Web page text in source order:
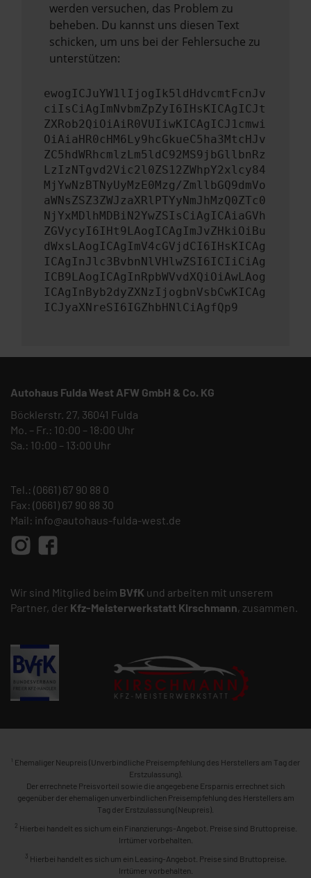
werden versuchen, das Problem zu
beheben. Du kannst uns diesen Text
schicken, um uns bei der Fehlersuche zu
unterstützen:
ewogICJuYW1lIjogIk5ldHdvcmtFcnJv
ciIsCiAgImNvbmZpZyI6IHsKICAgICJt
ZXRob2QiOiAiR0VUIiwKICAgICJ1cmwi
OiAiaHR0cHM6Ly9hcGkueC5ha3MtcHJv
ZC5hdWRhcmlzLm5ldC92MS9jbGllbnRz
LzIzNTgvd2Vic2l0ZS12ZWhpY2xlcy84
MjYwNzBTNyUyMzE0Mzg/ZmllbGQ9dmVo
aWNsZSZ3ZWJzaXRlPTYyNmJhMzQ0ZTc0
NjYxMDlhMDBiN2YwZSIsCiAgICAiaGVh
ZGVycyI6IHt9LAogICAgImJvZHkiOiBu
dWxsLAogICAgImV4cGVjdCI6IHsKICAg
ICAgInJlc3BvbnNlVHlwZSI6ICIiCiAg
ICB9LAogICAgInRpbWVvdXQiOiAwLAog
ICAgInByb2dyZXNzIjogbnVsbCwKICAg
ICJyaXNreSI6IGZhbHNlCiAgfQp9
Autohaus Fulda West AFW GmbH & Co. KG
Böcklerstr. 27, 36041 Fulda
Mo. – Fr.: 10:00 – 18:00 Uhr
Sa.: 10:00 – 13:00 Uhr
Tel.: (0661) 67 90 88 0
Fax: (0661) 67 90 88 30
Mail: info@autohaus-fulda-west.de
Wir sind Mitglied beim BVfK und arbeiten mit unserem
Partner, der Kfz-Meisterwerkstatt Kirschmann, zusammen.
1 Ehemaliger Neupreis (Unverbindliche Preisempfehlung des Herstellers am Tag der
Erstzulassung).
Der errechnete Preisvorteil sowie die angegebene Ersparnis errechnet sich
gegenüber der ehemaligen unverbindlichen Preisempfehlung des Herstellers am
Tag der Erstzulassung (Neupreis).
2 Hierbei handelt es sich um ein Finanzierungs-Angebot. Preise sind Bruttopreise.
Irrtümer vorbehalten.
3 Hierbei handelt es sich um ein Leasing-Angebot. Preise sind Bruttopreise.
Irrtümer vorbehalten.